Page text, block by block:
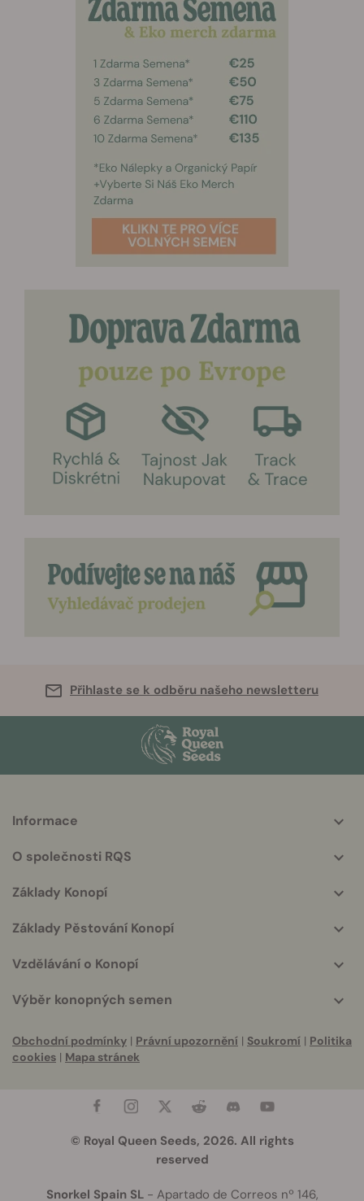
Přihlaste se k odběru našeho newsletteru
info
Informace
O společnosti RQS
Základy Konopí
Základy Pěstování Konopí
Vzdělávání o Konopí
Výběr konopných semen
Obchodní podmínky | Právní upozornění | Soukromí | Politika
cookies | Mapa stránek
© Royal Queen Seeds, 2026. All rights
reserved
Snorkel Spain SL- Apartado de Correos nº 146,